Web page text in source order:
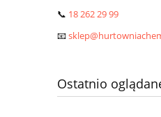
📞 18 262 29 99
📧
Ostatnio